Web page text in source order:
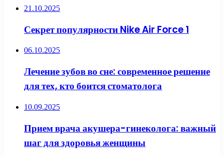
21.10.2025
Секрет популярности Nike Air Force 1
06.10.2025
Лечение зубов во сне: современное решение
для тех, кто боится стоматолога
10.09.2025
Прием врача акушера-гинеколога: важный
шаг для здоровья женщины